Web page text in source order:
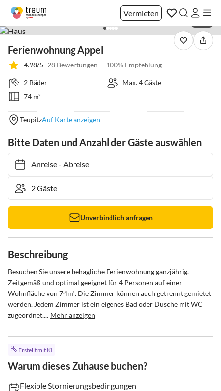
Vermieten
Ferienwohnung Appel
4.98/5 28 Bewertungen 100% Empfehlung
2 Bäder
Max. 4 Gäste
74 m²
TeupitzAuf Karte anzeigen
Bitte Daten und Anzahl der Gäste auswählen
Anreise- Abreise
Unverbindlich anfragen
Beschreibung
Besuchen Sie unsere behagliche Ferienwohnung ganzjährig.
Zeitgemäß und optimal geeignet für 4 Personen auf einer
Wohnfläche von 74m². Die Zimmer können auch getrennt gemietet
werden. Jedem Zimmer ist ein eigenes Bad oder Dusche mit WC
zugeordnet.... Mehr anzeigen
Erstellt mit KI
Warum dieses Zuhause buchen?
Flexible Stornierungsbedingungen